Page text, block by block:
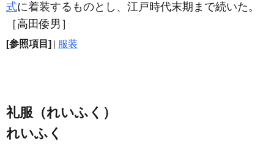
式に着装するものとし、江戸時代末期まで続いた。
［高田倭男］
[参照項目] | 服装
礼服（れいふく）
れいふく